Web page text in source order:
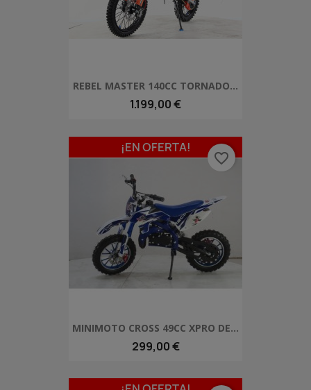
REBEL MASTER 140CC TORNADO...
1.199,00 €
MINIMOTO CROSS 49CC XPRO DE...
299,00 €
¡EN OFERTA!
favorite_border